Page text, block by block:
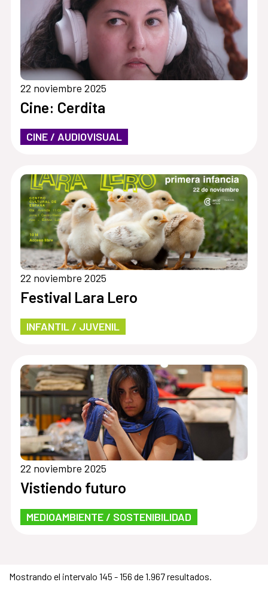
22 noviembre 2025
Cine: Cerdita
CINE / AUDIOVISUAL
22 noviembre 2025
Festival Lara Lero
INFANTIL / JUVENIL
22 noviembre 2025
Vistiendo futuro
MEDIOAMBIENTE / SOSTENIBILIDAD
Mostrando el intervalo 145 - 156 de 1.967 resultados.